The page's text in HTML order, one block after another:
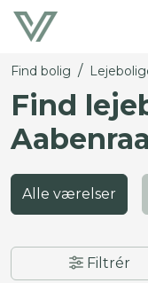
Find bolig /
Find
Aabenraa
Alle værelser
Filtrér